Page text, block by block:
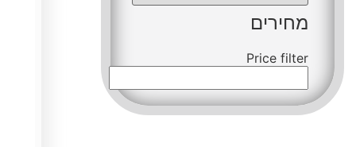
מחירים
Price filter